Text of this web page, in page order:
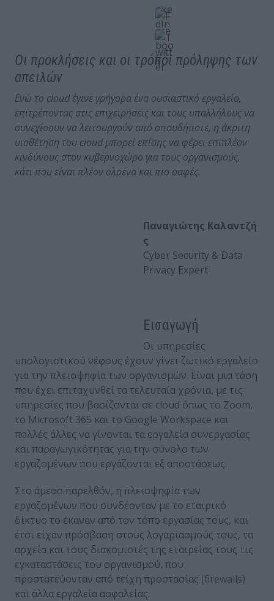
Οι προκλήσεις και οι τρόποι πρόληψης των
απειλών
Ενώ το cloud έγινε γρήγορα ένα ουσιαστικό εργαλείο,
επιτρέποντας στις επιχειρήσεις και τους υπαλλήλους να
συνεχίσουν να λειτουργούν από οπουδήποτε, η άκριτη
υιοθέτηση του cloud μπορεί επίσης να φέρει επιπλέον
κινδύνους στον κυβερνοχώρο για τους οργανισμούς,
κάτι που είναι πλέον ολοένα και πιο σαφές.
Παναγιώτης Καλαντζή
ς
Cyber Security & Data
Privacy Expert
Εισαγωγή
Οι υπηρεσίες
υπολογιστικού νέφους έχουν γίνει ζωτικό εργαλείο
για την πλειοψηφία των οργανισμών. Είναι μια τάση
που έχει επιταχυνθεί τα τελευταία χρόνια, με τις
υπηρεσίες που βασίζονται σε cloud όπως το Zoom,
το Microsoft 365 και το Google Workspace και
πολλές άλλες να γίνονται τα εργαλεία συνεργασίας
και παραγωγικότητας για την σύνολο των
εργαζομένων που εργάζονται εξ αποστάσεως.
Στο άμεσο παρελθόν, η πλειοψηφία των
εργαζομένων που συνδέονταν με το εταιρικό
δίκτυο το έκαναν από τον τόπο εργασίας τους, και
έτσι είχαν πρόσβαση στους λογαριασμούς τους, τα
αρχεία και τους διακομιστές της εταιρείας τους τις
εγκαταστάσεις του οργανισμού, που
προστατεύονταν από τείχη προστασίας (firewalls)
και άλλα εργαλεία ασφαλείας.